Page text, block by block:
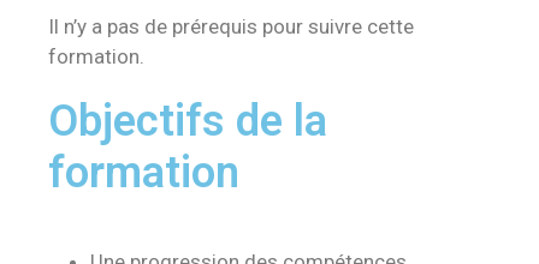
Il n’y a pas de prérequis pour suivre cette
formation.
Objectifs de la
formation